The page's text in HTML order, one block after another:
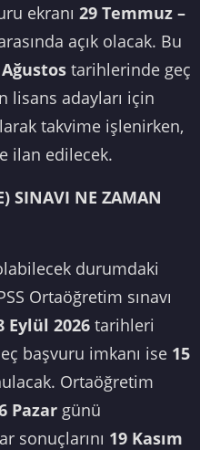
ekranı 29 Temmuz –
açık olacak. Bu
Ağustos tarihlerinde geç
lisans adayları için
takvime işlenirken,
ilan edilecek.
SINAVI NE ZAMAN
durumdaki
Ortaöğretim sınavı
Eylül 2026 tarihleri
başvuru imkanı ise 15
Ortaöğretim
Pazar günü
sonuçlarını 19 Kasım